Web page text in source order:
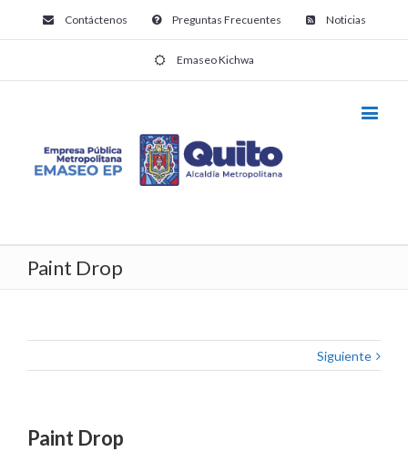
Contáctenos Preguntas Frecuentes Noticias
Emaseo Kichwa
Paint Drop
Siguiente
Paint Drop